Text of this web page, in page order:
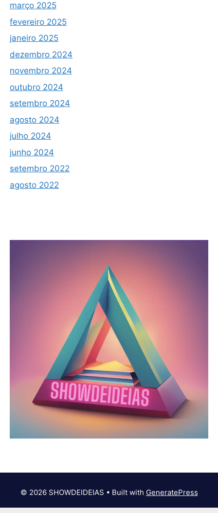
março 2025
fevereiro 2025
janeiro 2025
dezembro 2024
novembro 2024
outubro 2024
setembro 2024
agosto 2024
julho 2024
junho 2024
setembro 2022
agosto 2022
© 2026 SHOWDEIDEIAS • Built with GeneratePress